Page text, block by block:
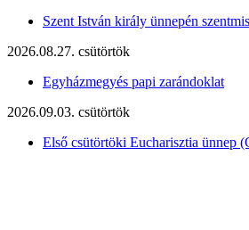
Szent István király ünnepén
2026.08.27. csütörtök
Egyházmegyés papi zarándoklat
2026.09.03. csütörtök
Első csütörtöki Eucharisztia ünnep